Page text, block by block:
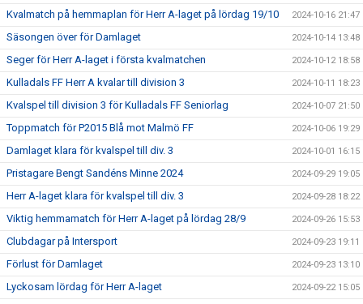
Kvalmatch på hemmaplan för Herr A-laget på lördag 19/10 2024-10-16 21:47
Säsongen över för Damlaget 2024-10-14 13:48
Seger för Herr A-laget i första kvalmatchen 2024-10-12 18:58
Kulladals FF Herr A kvalar till division 3 2024-10-11 18:23
Kvalspel till division 3 för Kulladals FF Seniorlag 2024-10-07 21:50
Toppmatch för P2015 Blå mot Malmö FF 2024-10-06 19:29
Damlaget klara för kvalspel till div. 3 2024-10-01 16:15
Pristagare Bengt Sandéns Minne 2024 2024-09-29 19:05
Herr A-laget klara för kvalspel till div. 3 2024-09-28 18:22
Viktig hemmamatch för Herr A-laget på lördag 28/9 2024-09-26 15:53
Clubdagar på Intersport 2024-09-23 19:11
Förlust för Damlaget 2024-09-23 13:10
Lyckosam lördag för Herr A-laget 2024-09-22 15:05